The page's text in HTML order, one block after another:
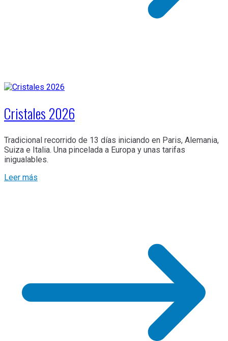
Cristales 2026
Tradicional recorrido de 13 días iniciando en Paris, Alemania,
Suiza e Italia. Una pincelada a Europa y unas tarifas
inigualables.
Leer más